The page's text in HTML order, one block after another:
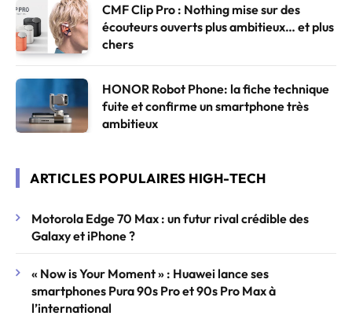
CMF Clip Pro : Nothing mise sur des
écouteurs ouverts plus ambitieux… et plus
chers
HONOR Robot Phone: la fiche technique
fuite et confirme un smartphone très
ambitieux
ARTICLES POPULAIRES HIGH-TECH
Motorola Edge 70 Max : un futur rival crédible des
Galaxy et iPhone ?
« Now is Your Moment » : Huawei lance ses
smartphones Pura 90s Pro et 90s Pro Max à
l’international